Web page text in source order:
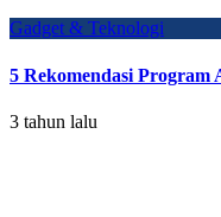
Gadget & Teknologi
5 Rekomendasi
3 tahun lalu